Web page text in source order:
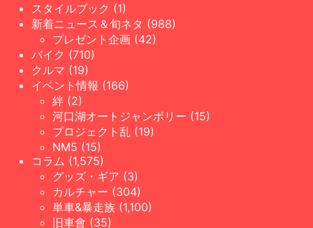
スタイルブック (1)
新着ニュース＆旬ネタ (988)
プレゼント企画 (42)
バイク (710)
クルマ (19)
イベント情報 (166)
絆 (2)
河口湖オートジャンボリー (15)
プロジェクト乱 (19)
NM5 (15)
コラム (1,575)
グッズ・ギア (3)
カルチャー (304)
単車&暴走族 (1,100)
旧車會 (35)